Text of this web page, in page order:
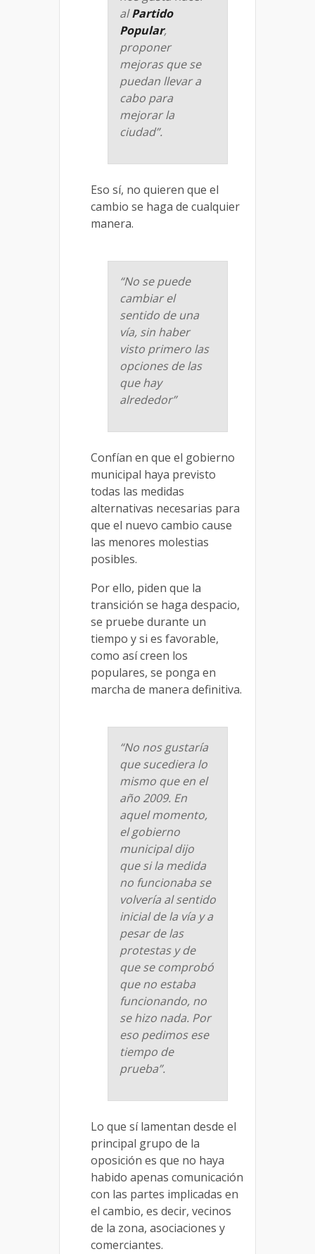
alPartido
Popular,
proponer
mejoras que se
puedan llevar a
cabo para
mejorar la
ciudad”.
Eso sí, no quieren que el
cambio se haga de cualquier
manera.
“No se puede
cambiar el
sentido de una
vía, sin haber
visto primero las
opciones de las
que hay
alrededor”
Confían en que el gobierno
municipal haya previsto
todas las medidas
alternativas necesarias para
que el nuevo cambio cause
las menores molestias
posibles.
Por ello, piden que la
transición se haga despacio,
se pruebe durante un
tiempo y si es favorable,
como así creen los
populares, se ponga en
marcha de manera definitiva.
“No nos gustaría
que sucediera lo
mismo que en el
año 2009. En
aquel momento,
el gobierno
municipal dijo
que si la medida
no funcionaba se
volvería al sentido
inicial de la vía y a
pesar de las
protestas y de
que se comprobó
que no estaba
funcionando, no
se hizo nada. Por
eso pedimos ese
tiempo de
prueba”.
Lo que sí lamentan desde el
principal grupo de la
oposición es que no haya
habido apenas comunicación
con las partes implicadas en
el cambio, es decir, vecinos
de la zona, asociaciones y
comerciantes.